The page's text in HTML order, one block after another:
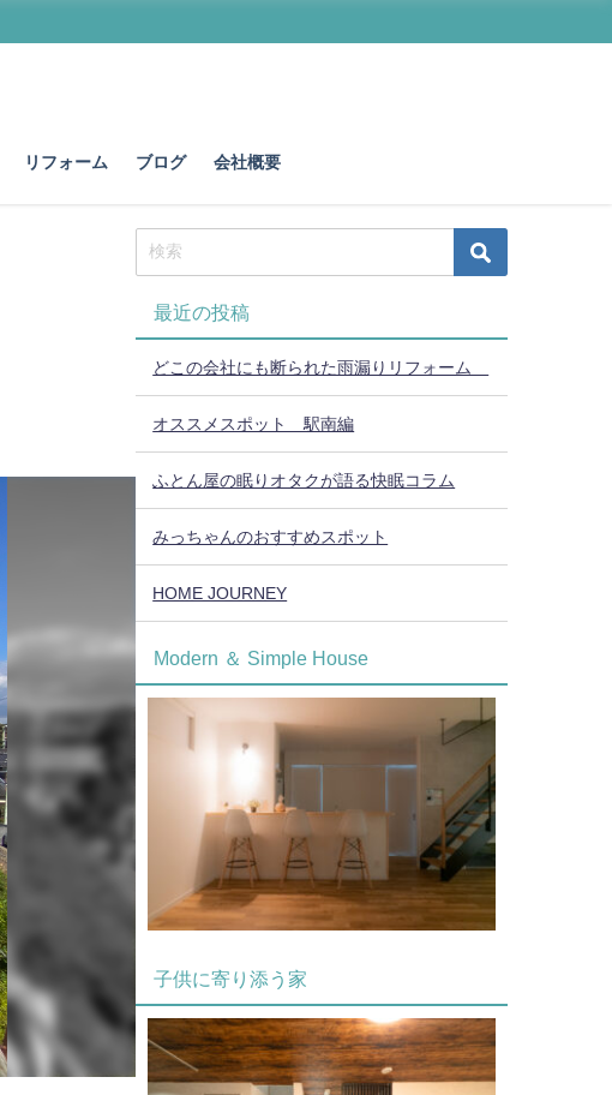
リフォーム ブログ 会社概要
最近の投稿
どこの会社にも断られた雨漏りリフォーム
オススメスポット 駅南編
ふとん屋の眠りオタクが語る快眠コラム
みっちゃんのおすすめスポット
HOME JOURNEY
Modern ＆ Simple House
子供に寄り添う家